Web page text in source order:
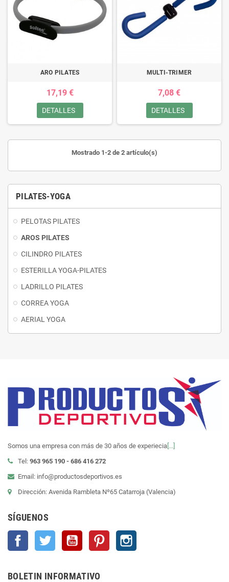
PILATES-YOGA
PELOTAS PILATES
AROS PILATES
CILINDRO PILATES
ESTERILLA YOGA-PILATES
LADRILLO PILATES
CORREA YOGA
AERIAL YOGA
ARO PILATES
17,19 €
DETALLES
MULTI-TRIMER
7,08 €
DETALLES
Mostrado 1-2 de 2 artículo(s)
Somos una empresa con más de 30 años de experiecia [...]
Tel: 963 965 190 - 686 416 272
Email: info@productosdeportivos.es
Dirección: Avenida Rambleta Nº65 Catarroja (Valencia)
SÍGUENOS
Facebook Twitter YouTube Pinterest
BOLETIN INFORMATIVO